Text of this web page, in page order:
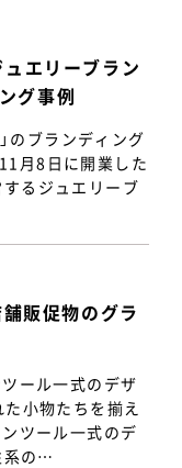
エリーブラン
グ事例
のブランディング
月8日に開業した
るジュエリーブ
販促物のグラ
ール一式のデザ
た小物たちを揃え
ツール一式のデ
系の…